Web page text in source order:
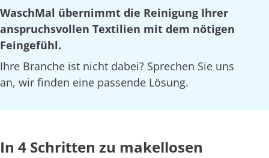
WaschMal übernimmt die Reinigung Ihrer
anspruchsvollen Textilien mit dem nötigen
Feingefühl.
Ihre Branche ist nicht dabei? Sprechen Sie uns
an, wir finden eine passende Lösung.
In 4 Schritten zu makellosen